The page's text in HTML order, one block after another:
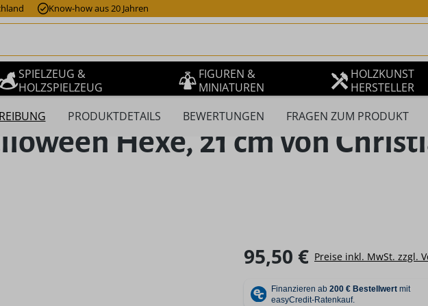
Know-how aus 20 Jahren
SPIELZEUG &
HOLZSPIELZEUG
FIGUREN &
MINIATUREN
HOLZKUNST
HERSTELLER
PRODUKTDETAILS BEWERTUNGEN FRAGEN ZUM PRODUKT
Hexe, 21 cm von
Regulärer Preis:
95,50 € Preise inkl. MwSt. zzgl.